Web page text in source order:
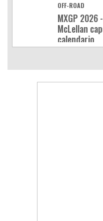
OFF-ROAD
MXGP
McLellan
calendario